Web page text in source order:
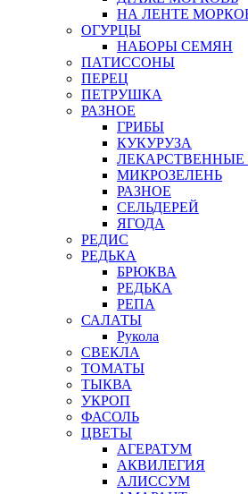
НА ЛЕНТЕ
ОГУРЦЫ
НАБОРЫ СЕМЯН
ПАТИССОНЫ
ПЕРЕЦ
ПЕТРУШКА
РАЗНОЕ
ГРИБЫ
КУКУРУЗА
ЛЕКАРСТВЕННЫЕ
МИКРОЗЕЛЕНЬ
РАЗНОЕ
СЕЛЬДЕРЕЙ
ЯГОДА
РЕДИС
РЕДЬКА
БРЮКВА
РЕДЬКА
РЕПА
САЛАТЫ
Рукола
СВЕКЛА
ТОМАТЫ
ТЫКВА
УКРОП
ФАСОЛЬ
ЦВЕТЫ
АГЕРАТУМ
АКВИЛЕГИЯ
АЛИССУМ